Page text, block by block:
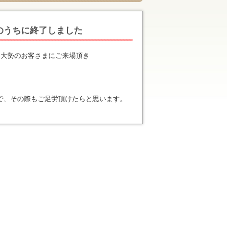
うちに終了しました
勢のお客さまにご来場頂き
その際もご足労頂けたらと思います。